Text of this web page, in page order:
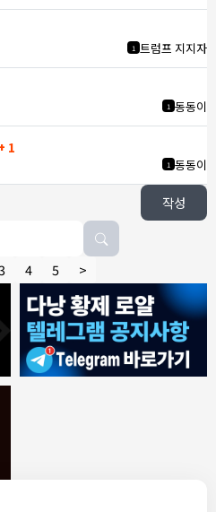
담만..
했다네요
낭에서
1 트럼프 지지자
1 동동이
1
1 동동이
작성
4 5 >